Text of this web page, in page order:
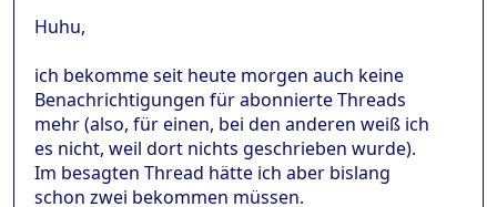
Huhu,
ich bekomme seit heute morgen auch keine
Benachrichtigungen für abonnierte Threads
mehr (also, für einen, bei den anderen weiß ich
es nicht, weil dort nichts geschrieben wurde).
Im besagten Thread hätte ich aber bislang
schon zwei bekommen müssen.